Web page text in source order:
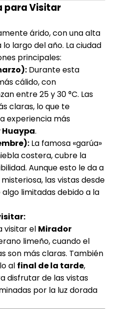
para Visitar
árido, con una alta
largo del año. La ciudad
principales:
Durante esta
cálido, con
entre 25 y 30 °C. Las
claras, lo que te
experiencia más
.
La famosa «garúa»
costera, cubre la
Aunque esto le da a
las vistas desde
limitadas debido a la
visitar el Mirador
limeño, cuando el
son más claras. También
al final de la tarde,
disfrutar de las vistas
por la luz dorada